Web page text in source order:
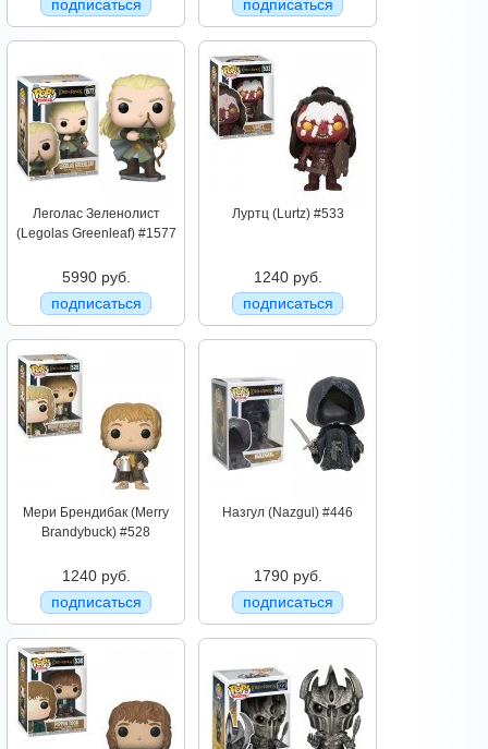
подписаться подписаться
Леголас Зеленолист
(Legolas Greenleaf) #1577
5990 руб.
подписаться
Луртц (Lurtz) #533
1240 руб.
подписаться
Мери Брендибак (Merry
Brandybuck) #528
1240 руб.
подписаться
Назгул (Nazgul) #446
1790 руб.
подписаться